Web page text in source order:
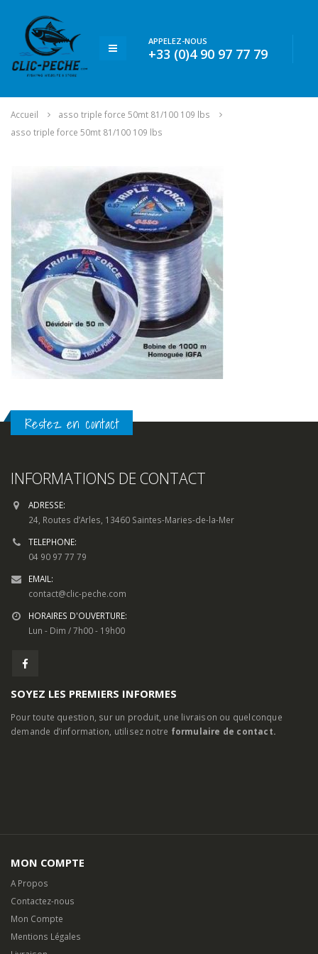
APPELEZ-NOUS
+33 (0)4 90 97 77 79
Accueil
asso triple force 50mt 81/100 109 lbs
asso triple force 50mt 81/100 109 lbs
Restez en contact
INFORMATIONS DE CONTACT
ADRESSE:
24, Routes d’Arles, 13460 Saintes-Maries-de-la-Mer
TELEPHONE:
04 90 97 77 79
EMAIL:
contact@clic-peche.com
HORAIRES D'OUVERTURE:
Lun - Dim / 7h00 - 19h00
SOYEZ LES PREMIERS INFORMES
Pour toute question, sur un produit, une livraison ou quelconque
demande d’information, utilisez notre formulaire de contact.
MON COMPTE
A Propos
Contactez-nous
Mon Compte
Mentions Légales